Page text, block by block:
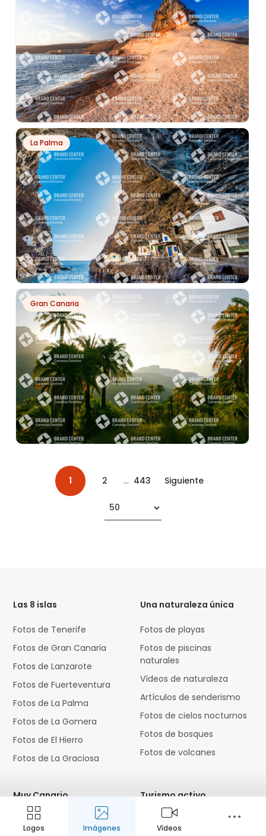
Logos Imágenes Vídeos
PH13290
COSTA DE ADEJE (CAMINO DE PLAYA DIEGO
HERNÁNDEZ A LA CALETA)
La Palma
PH19721
PORIS DE CANDELARIA
Gran Canaria
SORRUEDA1 2 ... 443 Siguiente
Las 8 islas
Fotos de Tenerife
Fotos de Gran Canaria
Fotos de Lanzarote
Fotos de Fuerteventura
Fotos de La Palma
Fotos de La Gomera
Fotos de El Hierro
Fotos de La Graciosa
Una naturaleza única
Fotos de playas
Fotos de piscinas
naturales
Vídeos de naturaleza
Artículos de senderismo
Fotos de cielos nocturnos
Fotos de bosques
Fotos de volcanes
Muy Canario
Fotos de carnaval
Turismo activo
Mapas de submarinismo